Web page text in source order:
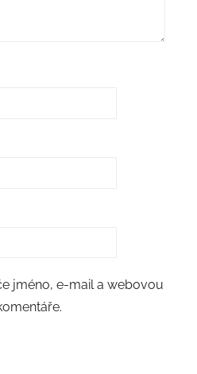
jméno, e-mail a webovou